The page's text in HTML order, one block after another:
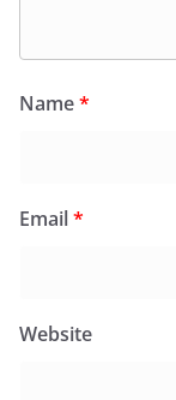
Name*
Email*
Website